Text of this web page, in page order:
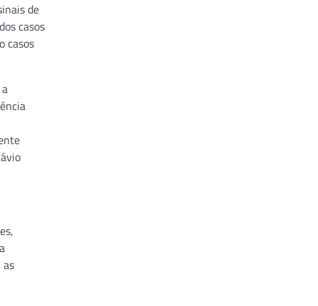
de
casos
casos